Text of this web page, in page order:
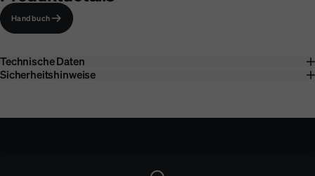
Handbuch
Technische Daten
Sicherheitshinweise